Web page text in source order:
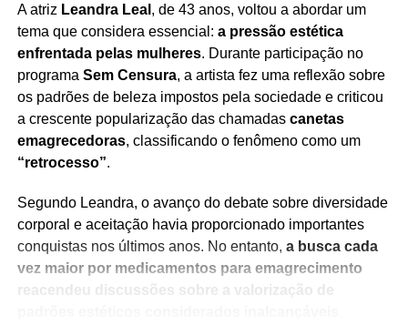
A atriz Leandra Leal , de 43 anos, voltou a abordar um
tema que considera essencial: a pressão estética
enfrentada pelas mulheres. Durante participação no
programa Sem Censura, a artista fez uma reflexão sobre
os padrões de beleza impostos pela sociedade e criticou
a crescente popularização das chamadas canetas
emagrecedoras, classificando o fenômeno como um
“retrocesso”.
Segundo Leandra, o avanço do debate sobre diversidade
corporal e aceitação havia proporcionado importantes
conquistas nos últimos anos. No entanto, a busca cada
vez maior por medicamentos para emagrecimento
reacendeu discussões sobre a valorização de